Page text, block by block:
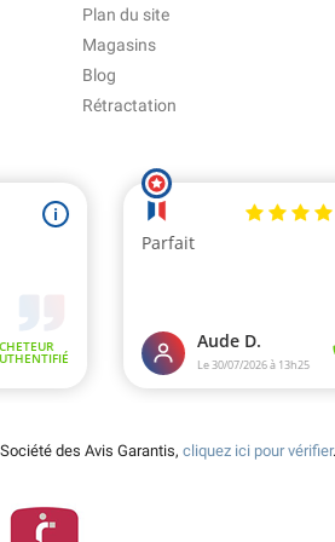
Plan du site
Magasins
Blog
Rétractation
des Avis Garantis, cliquez ici pour vérifier.